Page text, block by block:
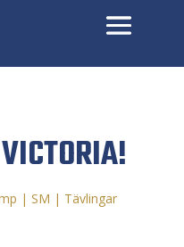
| SM | Tävlingar